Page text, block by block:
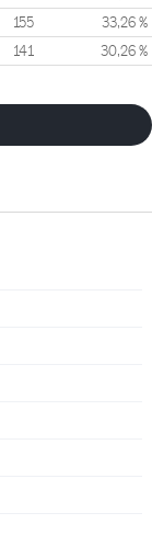
155 33,26 %
141 30,26 %